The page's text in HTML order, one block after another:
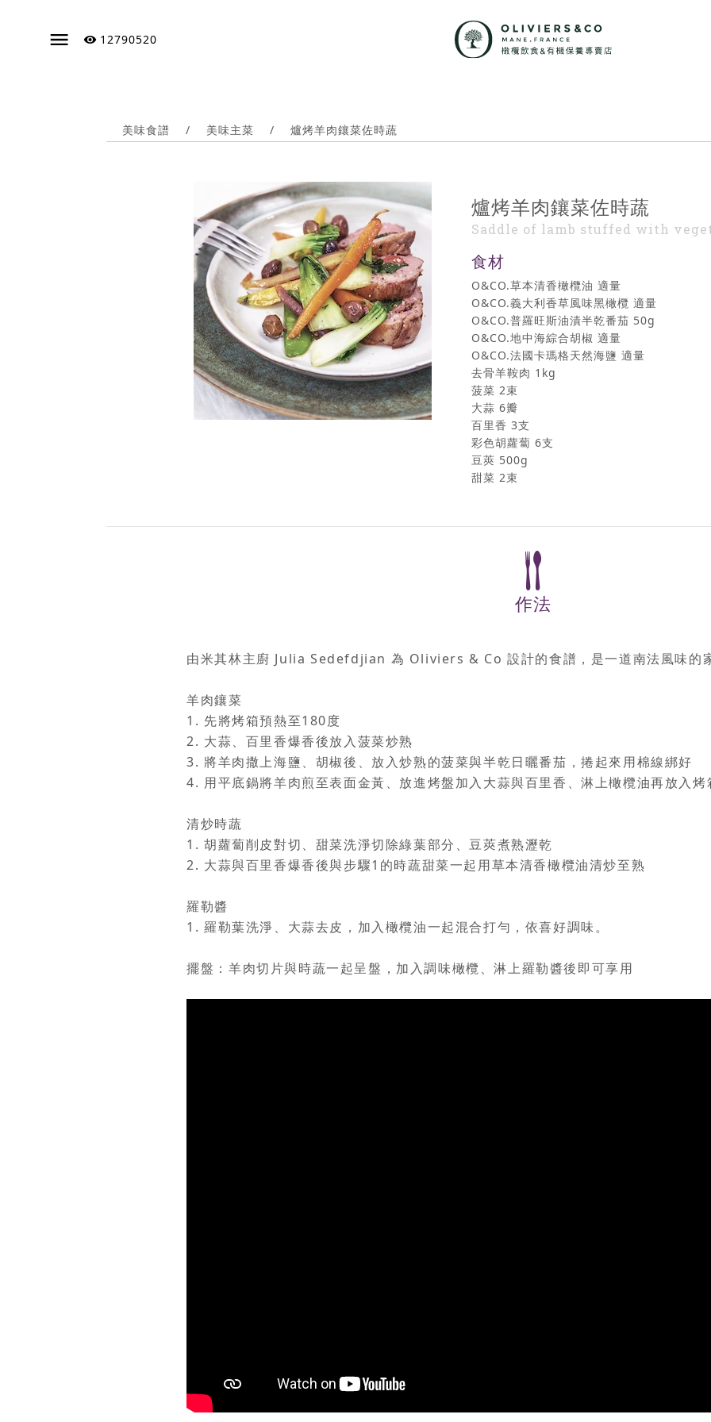
12790520
美味食譜 / 美味主菜 / 爐烤羊肉鑲菜佐時蔬
爐烤羊肉鑲菜佐時蔬
Saddle of lamb stuffed with
食材
O&CO.草本清香橄欖油 適量
O&CO.義大利香草風味黑橄欖 適量
O&CO.普羅旺斯油漬半乾番茄 50g
O&CO.地中海綜合胡椒 適量
O&CO.法國卡瑪格天然海鹽 適量
去骨羊鞍肉 1kg
菠菜 2束
大蒜 6瓣
百里香 3支
彩色胡蘿蔔 6支
豆莢 500g
甜菜 2束
作法
由米其林主廚 Julia Sedefdjian 為 Oliviers & Co 設計的食譜，是一道南法風味的家
羊肉鑲菜
1. 先將烤箱預熱至180度
2. 大蒜、百里香爆香後放入菠菜炒熟
3. 將羊肉撒上海鹽、胡椒後、放入炒熟的菠菜與半乾日曬番茄，捲起來用棉線綁好
4. 用平底鍋將羊肉煎至表面金黃、放進烤盤加入大蒜與百里香、淋上橄欖油再放入烤
清炒時蔬
1. 胡蘿蔔削皮對切、甜菜洗淨切除綠葉部分、豆莢煮熟瀝乾
2. 大蒜與百里香爆香後與步驟1的時蔬甜菜一起用草本清香橄欖油清炒至熟
羅勒醬
1. 羅勒葉洗淨、大蒜去皮，加入橄欖油一起混合打勻，依喜好調味。
擺盤：羊肉切片與時蔬一起呈盤，加入調味橄欖、淋上羅勒醬後即可享用